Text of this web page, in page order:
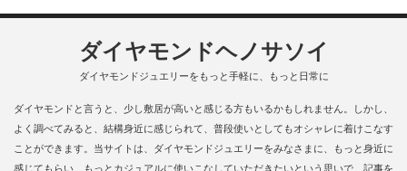
ダイヤモンドヘノサソイ
ダイヤモンドジュエリーをもっと手軽に、もっと日常に
ダイヤモンドと言うと、少し敷居が高いと感じる方もいるかもしれません。しかし、
よく調べてみると、結構身近に感じられて、普段使いとしてもオシャレに着けこなす
ことができます。当サイトは、ダイヤモンドジュエリーをみなさまに、もっと身近に
感じてもらい、もっとカジュアルに使いこなしていただきたいという思いで、記事を